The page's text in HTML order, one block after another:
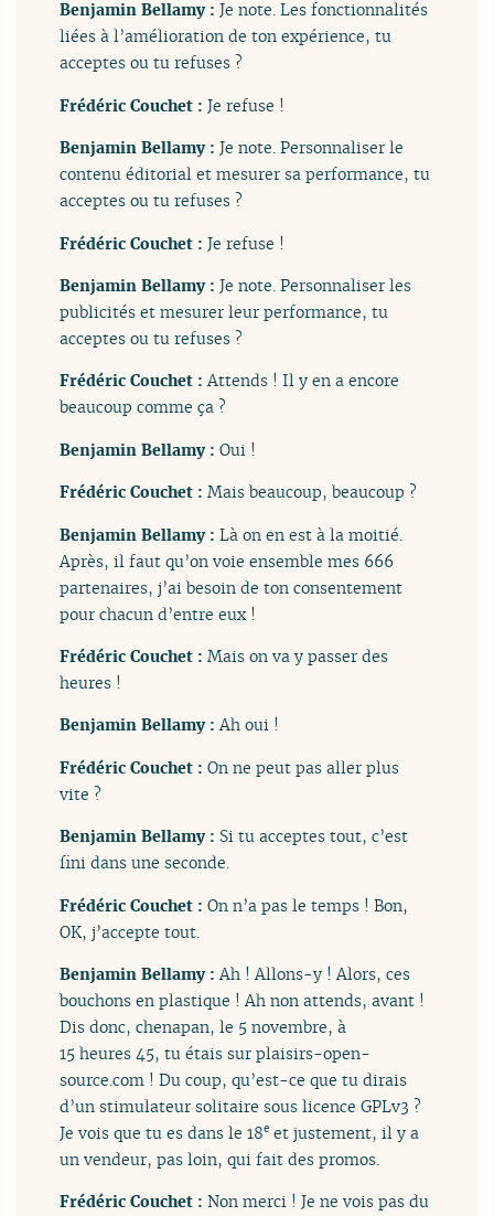
Benjamin Bellamy :Je note. Les fonctionnalités
liées à l’amélioration de ton expérience, tu
acceptes ou tu refuses ?
Frédéric Couchet :Je refuse !
Benjamin Bellamy :Je note. Personnaliser le
contenu éditorial et mesurer sa performance, tu
acceptes ou tu refuses ?
Frédéric Couchet :Je refuse !
Benjamin Bellamy :Je note. Personnaliser les
publicités et mesurer leur performance, tu
acceptes ou tu refuses ?
Frédéric Couchet :Attends ! Il y en a encore
beaucoup comme ça ?
Benjamin Bellamy :Oui !
Frédéric Couchet :Mais beaucoup, beaucoup ?
Benjamin Bellamy :Là on en est à la moitié.
Après, il faut qu’on voie ensemble mes 666
partenaires, j’ai besoin de ton consentement
pour chacun d’entre eux !
Frédéric Couchet :Mais on va y passer des
heures !
Benjamin Bellamy :Ah oui !
Frédéric Couchet :On ne peut pas aller plus
vite ?
Benjamin Bellamy : Si tu acceptes tout, c’est
fini dans une seconde.
Frédéric Couchet :On n’a pas le temps ! Bon,
OK, j’accepte tout.
Benjamin Bellamy :Ah ! Allons-y ! Alors, ces
bouchons en plastique ! Ah non attends, avant !
Dis donc, chenapan, le 5 novembre, à
15 heures 45, tu étais sur plaisirs-open-
source.com ! Du coup, qu’est-ce que tu dirais
d’un stimulateur solitaire sous licence GPLv3 ?
Je vois que tu es dans le 18e et justement, il y a
un vendeur, pas loin, qui fait des promos.
Frédéric Couchet :Non merci ! Je ne vois pas du